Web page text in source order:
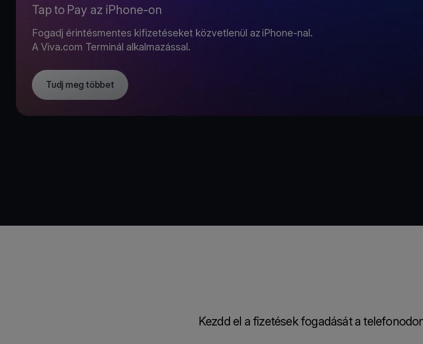
Tap to Pay az iPhone-on
Fogadj érintésmentes kifizetéseket közvetlenül az iPhone-nal.
A Viva.com Terminál alkalmazással.
Tudj meg többet
Kezdd el a fizetések fogadását a